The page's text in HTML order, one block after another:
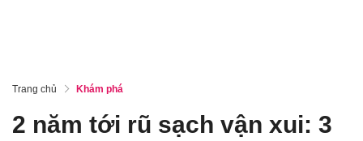
Trang chủ Khám phá
2 năm tới rũ sạch vận xui: 3